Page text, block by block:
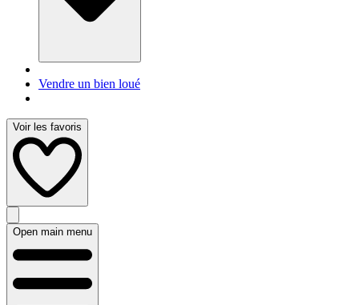
Vendre un bien loué
Voir les favoris
Open main menu